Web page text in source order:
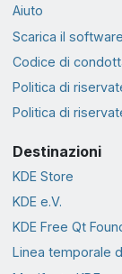
Aiuto
Scarica il
Codice di
Politica di
Politica di
Destinazioni
KDE Store
KDE e.V.
KDE Free Qt
Linea temporale